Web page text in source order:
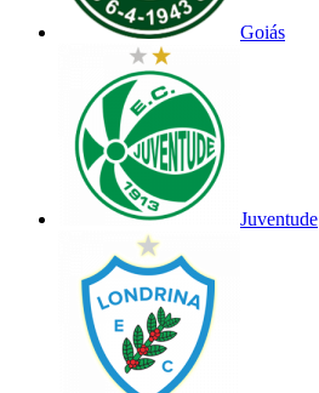
Goiás
Juventude